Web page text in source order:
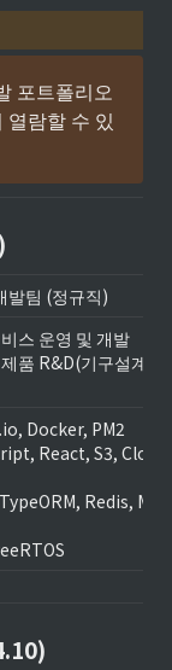
포트폴리오
람할 수 있
발팀 (정규직)
스 운영 및 개발
품 R&D(기구설계,
Docker, PM2
React, S3,
Redis,